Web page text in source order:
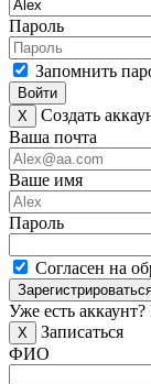
Пароль
Запомнить
Войти
X
Создать
Ваша почта
Ваше имя
Пароль
Согласен на
Уже есть аккаунт?
X
Записаться
ФИО